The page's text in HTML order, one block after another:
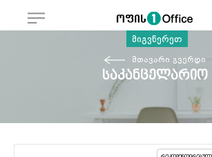
მიგვწერეთ
მთავარი გვერდი
საკანცელარიო